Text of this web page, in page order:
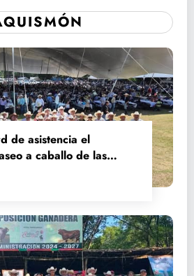
de asistencia el
a caballo de las
y Santa Ana